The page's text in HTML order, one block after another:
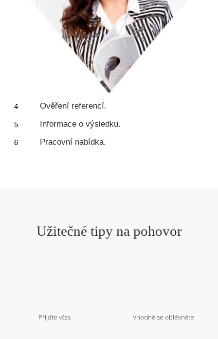
Ověření referencí.
Informace o výsledku.
Pracovní nabídka.
Užitečné tipy na pohovor
Přijďte včas Vhodně se oblékněte